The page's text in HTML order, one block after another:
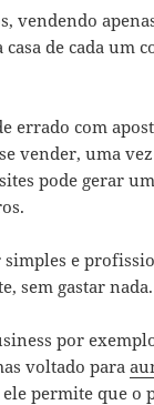
vendendo
de cada um
errado com
vender, uma
pode gerar
simples e
sem gastar nada.
por
voltado para
permite que o